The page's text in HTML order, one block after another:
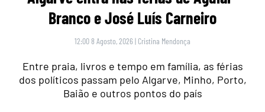
Branco e José Luís Carneiro
12:00 8 Agosto, 2026 | Cristina Mendonça
Entre praia, livros e tempo em família, as férias
dos políticos passam pelo Algarve, Minho, Porto,
Baião e outros pontos do país